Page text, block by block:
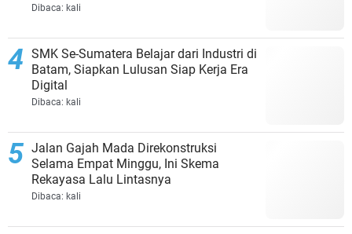
Dibaca: kali
SMK Se-Sumatera Belajar dari Industri di
Batam, Siapkan Lulusan Siap Kerja Era
Digital
Dibaca: kali
Jalan Gajah Mada Direkonstruksi
Selama Empat Minggu, Ini Skema
Rekayasa Lalu Lintasnya
Dibaca: kali